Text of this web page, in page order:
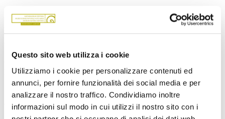
Questo sito web utilizza i cookie
Utilizziamo i cookie per personalizzare contenuti ed
annunci, per fornire funzionalità dei social media e per
analizzare il nostro traffico. Condividiamo inoltre
informazioni sul modo in cui utilizzi il nostro sito con i
Nell’ambito di questa mostra il museo insieme alla Zelig – Scuola di
televisione e cinema (regia e sceneggiatura: Julie Iris Hössle),
Film e media (camera, montaggio, luci) e Gerhard Martini
(sonorizzazione), hanno realizzato un omonimo documentario,
presentato a fine agosto nei giardini di Castel Trauttmansdorff.
Chi si fosse perso quell’appuntamento e tutti coloro che subiscono il